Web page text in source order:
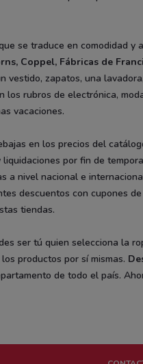
se traduce en comodidad y
, Coppel, Fábricas de
vestido, zapatos, una
rubros de electrónica,
vacaciones.
en los precios del
por fin de
a nivel nacional e
descuentos con cupones
tiendas.
ser tú quien selecciona la
productos por sí mismas.
de todo el país.